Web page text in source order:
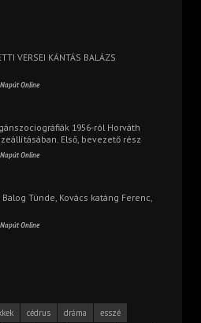
VERSEI KÁNTÁS BALÁZS
Napút Online
1956-ról Horváth
Első, bevezető rész
Napút Online
Balog Tünde, Kovács katáng Ferenc,
Napút Online
cédrus dráma
esszé